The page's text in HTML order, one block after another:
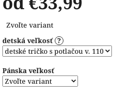
cena:
Zvoľte variant
detská veľkosť ?
Pánska veľkosť